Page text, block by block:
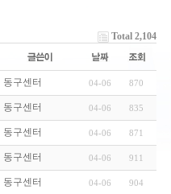
Total 2,104
동구센터 04-06 870
동구센터 04-06 835
동구센터 04-06 871
동구센터 04-06 911
동구센터 04-06 904